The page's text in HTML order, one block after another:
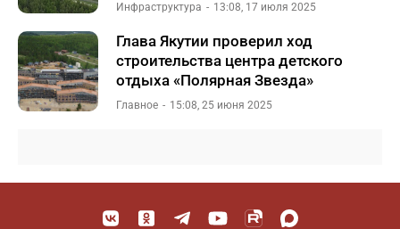
Инфраструктура 13:08, 17 июля 2025
Глава Якутии проверил ход
строительства центра детского
отдыха «Полярная Звезда»
Главное 15:08, 25 июня 2025